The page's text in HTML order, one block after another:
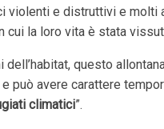
e distruttivi e molti
la loro vita è stata
questo
può avere carattere
climatici”.